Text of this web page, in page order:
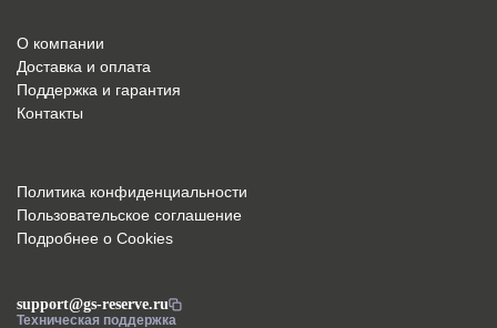
support@gs-reserve.ru
Техническая поддержка
О компании
Доставка и оплата
Поддержка и гарантия
Контакты
Политика конфиденциальности
Пользовательское соглашение
Подробнее о Cookies